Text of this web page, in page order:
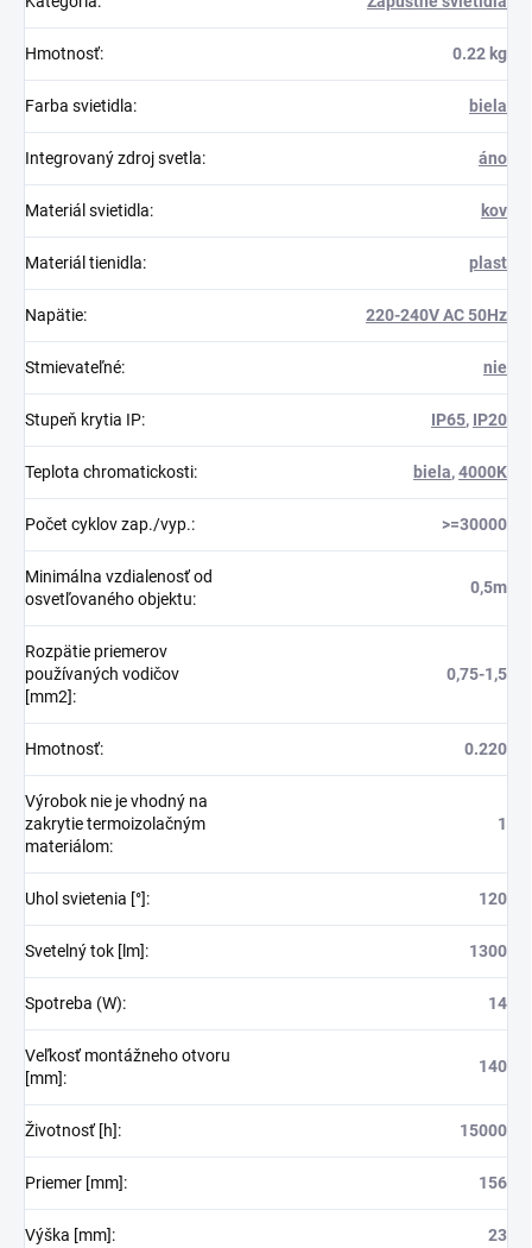
Hmotnosť: 0.22 kg
Farba svietidla: biela
Integrovaný zdroj svetla: áno
Materiál svietidla: kov
Materiál tienidla: plast
Napätie: 220-240V AC 50Hz
Stmievateľné: nie
Stupeň krytia IP: IP65, IP20
Teplota chromatickosti: biela,4000K
Počet cyklov zap./vyp.: >=30000
Minimálna vzdialenosť od
osvetľovaného objektu:
0,5m
Rozpätie priemerov
používaných vodičov
[mm2]:
0,75-1,5
Hmotnosť: 0.220
Výrobok nie je vhodný na
zakrytie termoizolačným
materiálom:
1
Uhol svietenia [°]: 120
Svetelný tok [lm]: 1300
Spotreba (W): 14
Veľkosť montážneho otvoru
[mm]:
140
Životnosť [h]: 15000
Priemer [mm]: 156
Výška [mm]: 23